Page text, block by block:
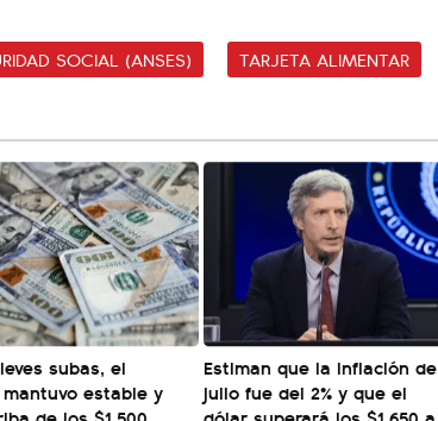
SOCIAL (ANSES)
TARJETA ALIMENTAR
subas, el
estable y
Estiman que la inflación de
julio fue del 2% y que el